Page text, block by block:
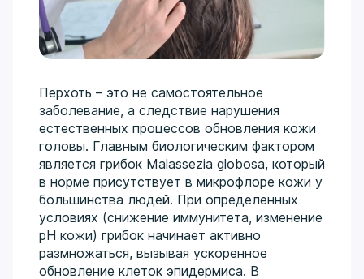
Перхоть – это не самостоятельное
заболевание, а следствие нарушения
естественных процессов обновления кожи
головы. Главным биологическим фактором
является грибок Malassezia globosa, который
в норме присутствует в микрофлоре кожи у
большинства людей. При определенных
условиях (снижение иммунитета, изменение
pH кожи) грибок начинает активно
размножаться, вызывая ускоренное
обновление клеток эпидермиса. В